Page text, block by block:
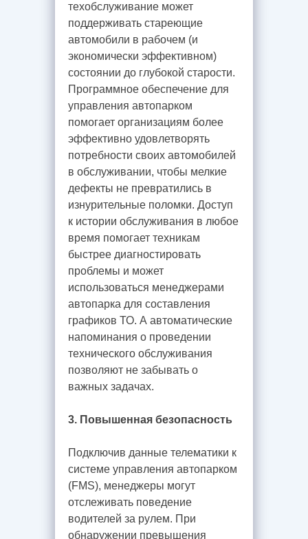
техобслуживание может
поддерживать стареющие
автомобили в рабочем (и
экономически эффективном)
состоянии до глубокой старости.
Программное обеспечение для
управления автопарком
помогает организациям более
эффективно удовлетворять
потребности своих автомобилей
в обслуживании, чтобы мелкие
дефекты не превратились в
изнурительные поломки. Доступ
к истории обслуживания в любое
время помогает техникам
быстрее диагностировать
проблемы и может
использоваться менеджерами
автопарка для составления
графиков ТО. А автоматические
напоминания о проведении
технического обслуживания
позволяют не забывать о
важных задачах.
3. Повышенная безопасность
Подключив данные телематики к
системе управления автопарком
(FMS), менеджеры могут
отслеживать поведение
водителей за рулем. При
обнаружении превышения